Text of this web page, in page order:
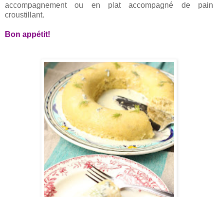
accompagnement ou en plat accompagné de pain
croustillant.
Bon appétit!